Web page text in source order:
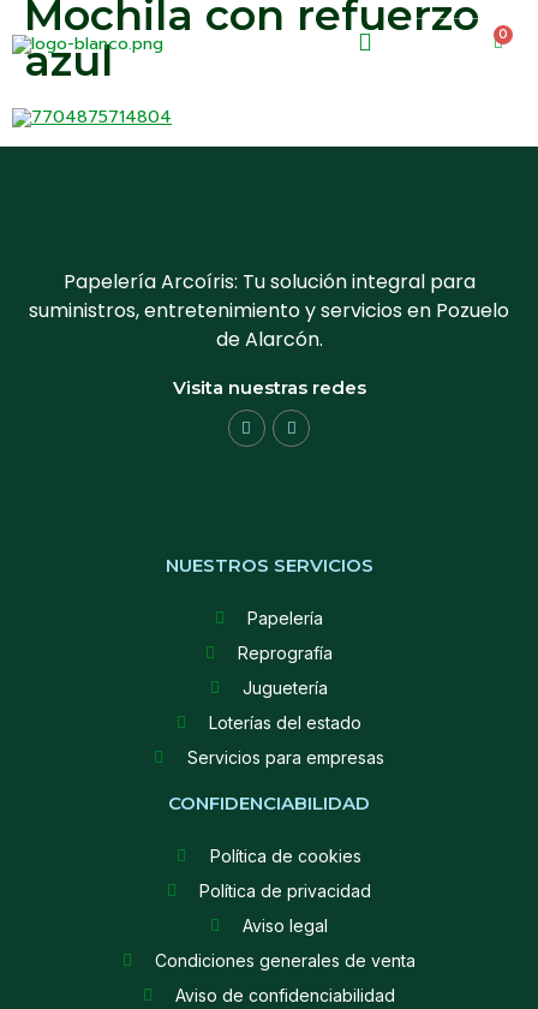
0
Mochila con refuerzo
azul
Papelería Arcoíris: Tu solución integral para
suministros, entretenimiento y servicios en Pozuelo
de Alarcón.
Visita nuestras redes
NUESTROS SERVICIOS
Papelería
Reprografía
Juguetería
Loterías del estado
Servicios para empresas
CONFIDENCIABILIDAD
Política de cookies
Política de privacidad
Aviso legal
Condiciones generales de venta
Aviso de confidenciabilidad